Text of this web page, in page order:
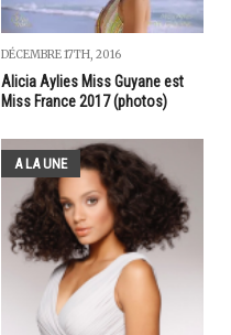
DÉCEMBRE 17TH, 2016
Alicia Aylies Miss Guyane est
Miss France 2017 (photos)
A LA UNE